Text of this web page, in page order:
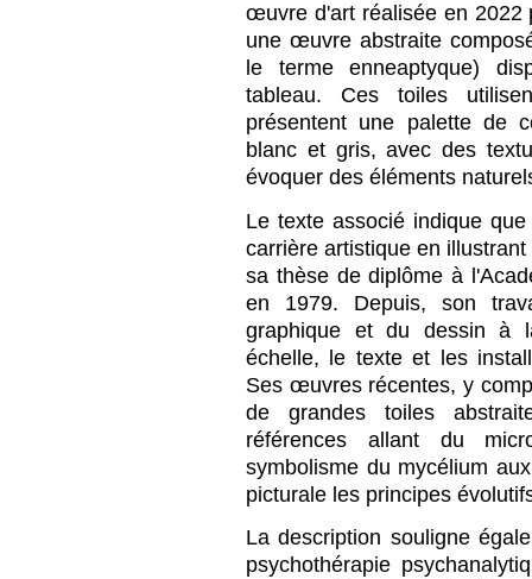
œuvre d'art réalisée en 2022
une œuvre abstraite
le terme enneaptyque)
tableau. Ces toiles
présentent une palette de
blanc et gris, avec des
évoquer des éléments
Le texte associé indique
carrière artistique en
sa thèse de diplôme à
en 1979. Depuis, son
graphique et du dessin à
échelle, le texte et les
Ses œuvres récentes, y
de grandes toiles
références allant du
symbolisme du mycélium
picturale les principes
La description souligne
psychothérapie